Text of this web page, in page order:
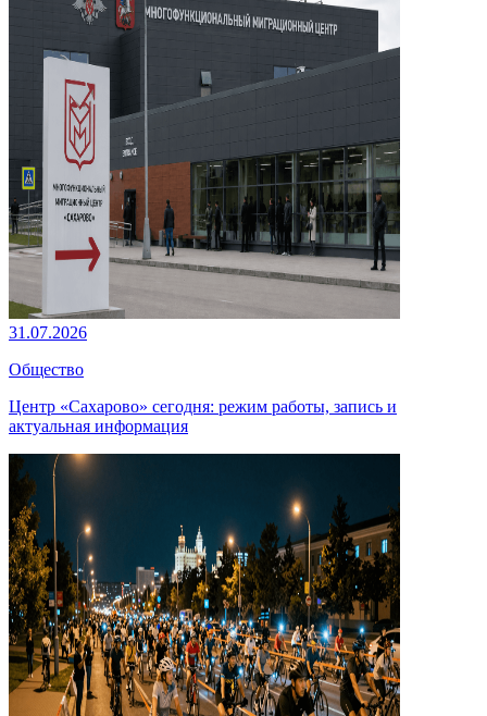
31.07.2026
Общество
Центр «Сахарово» сегодня: режим работы, запись и
актуальная информация